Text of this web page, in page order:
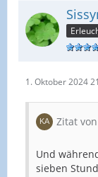
1. Oktober 2024
Zitat
Und
sieben